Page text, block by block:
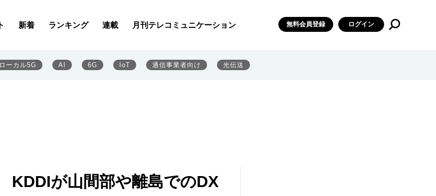
新着 ランキング 連載 月刊テレコミュニケーション 無料会員登録 ログイン
ローカル5G AI 6G IoT 通信事業者向け 光伝送
が山間部や離島でのDX